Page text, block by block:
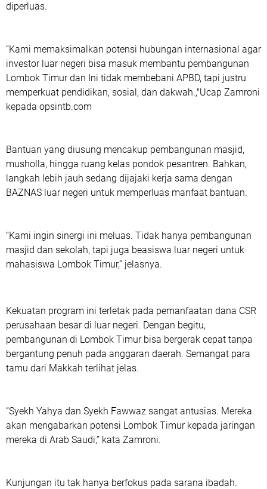
diperluas.
“Kami memaksimalkan potensi hubungan internasional agar
investor luar negeri bisa masuk membantu pembangunan
Lombok Timur dan Ini tidak membebani APBD, tapi justru
memperkuat pendidikan, sosial, dan dakwah.,"Ucap Zamroni
kepada opsintb.com
Bantuan yang diusung mencakup pembangunan masjid,
musholla, hingga ruang kelas pondok pesantren. Bahkan,
langkah lebih jauh sedang dijajaki kerja sama dengan
BAZNAS luar negeri untuk memperluas manfaat bantuan.
“Kami ingin sinergi ini meluas. Tidak hanya pembangunan
masjid dan sekolah, tapi juga beasiswa luar negeri untuk
mahasiswa Lombok Timur,” jelasnya.
Kekuatan program ini terletak pada pemanfaatan dana CSR
perusahaan besar di luar negeri. Dengan begitu,
pembangunan di Lombok Timur bisa bergerak cepat tanpa
bergantung penuh pada anggaran daerah. Semangat para
tamu dari Makkah terlihat jelas.
“Syekh Yahya dan Syekh Fawwaz sangat antusias. Mereka
akan mengabarkan potensi Lombok Timur kepada jaringan
mereka di Arab Saudi,” kata Zamroni.
Kunjungan itu tak hanya berfokus pada sarana ibadah.